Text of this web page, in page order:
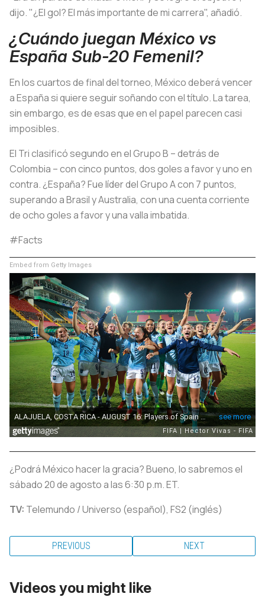
dijo. "¿El gol? El más importante de mi carrera", añadió.
¿Cuándo juegan México vs
España Sub-20 Femenil?
En los cuartos de final del torneo, México deberá vencer
a España si quiere seguir soñando con el título. La tarea,
sin embargo, es de esas que en el papel parecen casi
imposibles.
El Tri clasificó segundo en el Grupo B – detrás de
Colombia – con cinco puntos, dos goles a favor y uno en
contra. ¿España? Fue líder del Grupo A con 7 puntos,
superando a Brasil y Australia, con una cuenta corriente
de ocho goles a favor y una valla imbatida.
#Facts
Embed from Getty Images
¿Podrá México hacer la gracia? Bueno, lo sabremos el
sábado 20 de agosto a las 6:30 p.m. ET.
TV: Telemundo / Universo (español), FS2 (inglés)
PREVIOUS NEXT
Videos you might like